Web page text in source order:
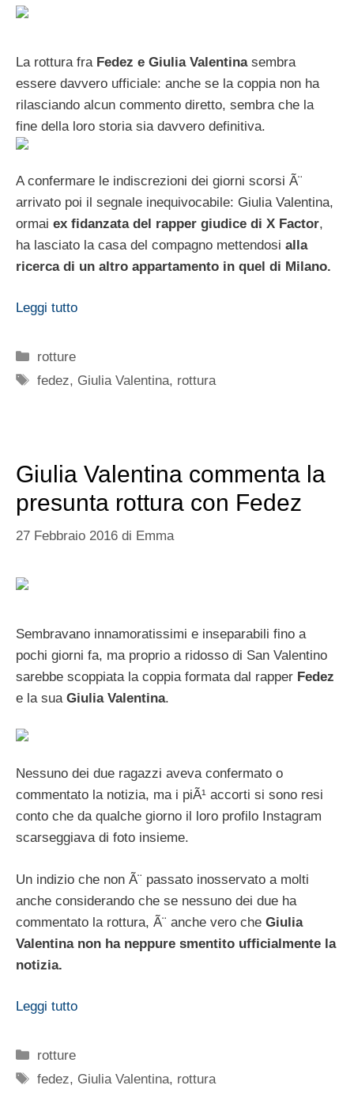
La rottura fra Fedez e Giulia Valentina sembra
essere davvero ufficiale: anche se la coppia non ha
rilasciando alcun commento diretto, sembra che la
fine della loro storia sia davvero definitiva.
A confermare le indiscrezioni dei giorni scorsi Ã¨
arrivato poi il segnale inequivocabile: Giulia Valentina,
ormai ex fidanzata del rapper giudice di X Factor,
ha lasciato la casa del compagno mettendosi alla
ricerca di un altro appartamento in quel di Milano.
Leggi tutto
Categorie
rotture
Tag
fedez, Giulia Valentina, rottura
Giulia Valentina commenta la
presunta rottura con Fedez
27 Febbraio 2016 di Emma
Sembravano innamoratissimi e inseparabili fino a
pochi giorni fa, ma proprio a ridosso di San Valentino
sarebbe scoppiata la coppia formata dal rapper Fedez
e la sua Giulia Valentina.
Nessuno dei due ragazzi aveva confermato o
commentato la notizia, ma i piÃ¹ accorti si sono resi
conto che da qualche giorno il loro profilo Instagram
scarseggiava di foto insieme.
Un indizio che non Ã¨ passato inosservato a molti
anche considerando che se nessuno dei due ha
commentato la rottura, Ã¨ anche vero che Giulia
Valentina non ha neppure smentito ufficialmente la
notizia.
Leggi tutto
Categorie
rotture
Tag
fedez, Giulia Valentina, rottura